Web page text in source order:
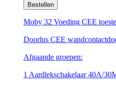
Bestellen
Moby 32 Voeding CEE
Doorlus CEE
Afgaande groepen:
1 Aardlekschakelaar 40A/